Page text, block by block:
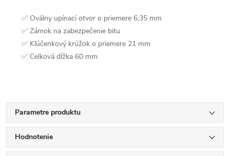
✅ Oválny upínací otvor o priemere 6,35 mm
✅ Zámok na zabezpečenie bitu
✅ Kľúčenkový krúžok o priemere 21 mm
✅ Celková dĺžka 60 mm
Parametre produktu
Hodnotenie